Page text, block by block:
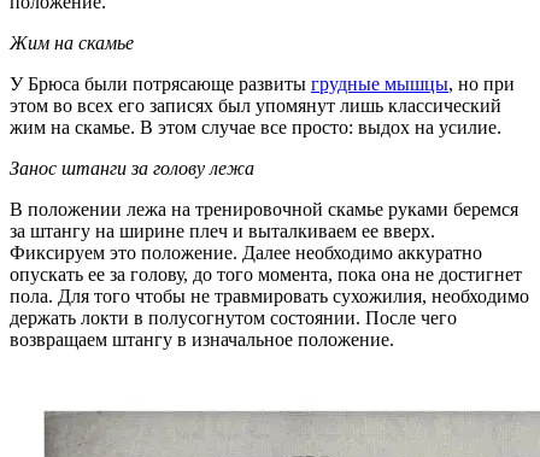
Жим на скамье
У Брюса были потрясающе развиты грудные мышцы, но при
этом во всех его записях был упомянут лишь классический
жим на скамье. В этом случае все просто: выдох на усилие.
Занос штанги за голову лежа
В положении лежа на тренировочной скамье руками беремся
за штангу на ширине плеч и выталкиваем ее вверх.
Фиксируем это положение. Далее необходимо аккуратно
опускать ее за голову, до того момента, пока она не достигнет
пола. Для того чтобы не травмировать сухожилия, необходимо
держать локти в полусогнутом состоянии. После чего
возвращаем штангу в изначальное положение.